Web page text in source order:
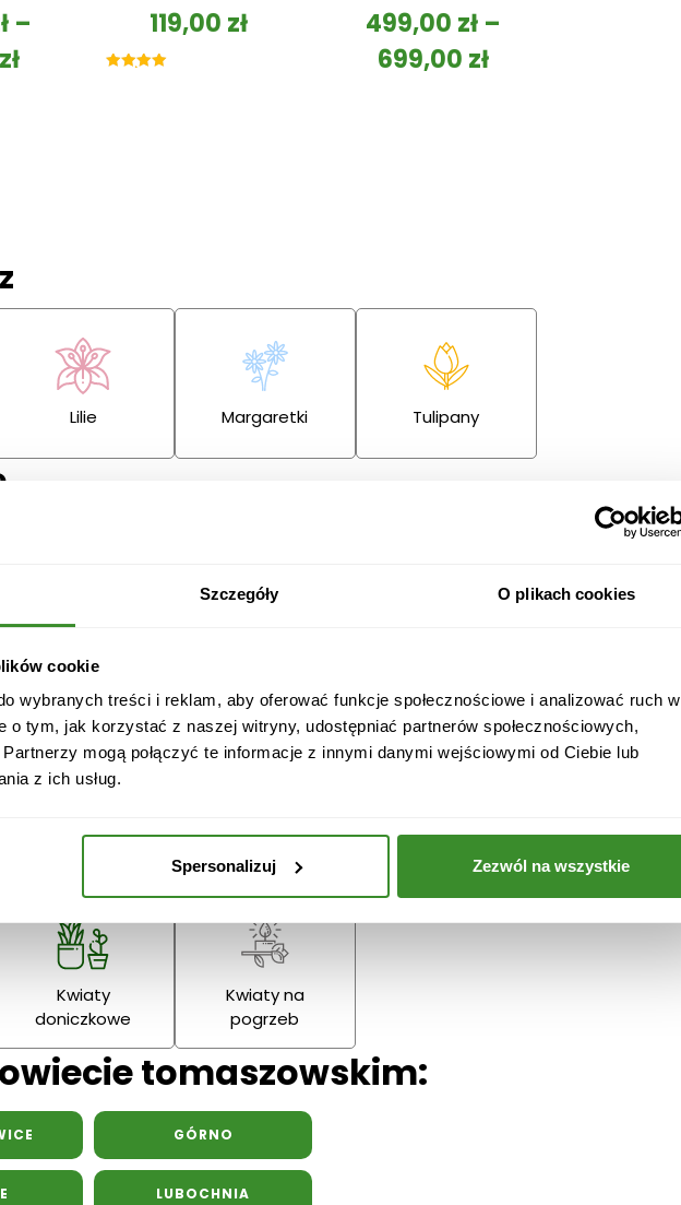
Szczegóły O plikach cookies
cookie
wybranych treści i reklam, aby oferować funkcje społecznościowe i analizować ruch w
o tym, jak korzystać z naszej witryny, udostępniać partnerów społecznościowych,
mogą połączyć te informacje z innymi danymi wejściowymi od Ciebie lub
z ich usług.
Spersonalizuj Zezwól na wszystkie
–
zł
119,00 zł 499,00 zł –
699,00 zł
Lilie Margaretki Tulipany
Przeprosiny
Podziękowania
Boże
Narodzenie
Dzień Babci i
Dziadka
Kwiaty
doniczkowe
Kwiaty na
pogrzeb
tomaszowskim:
GÓRNO
LUBOCHNIA